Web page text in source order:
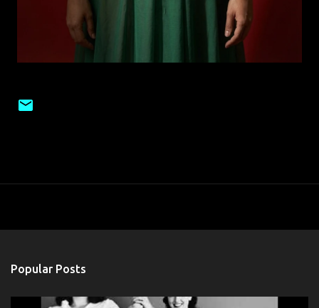
Popular Posts